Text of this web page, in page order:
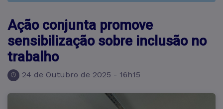
Ação conjunta promove
sensibilização sobre inclusão no
trabalho
24 de Outubro de 2025 - 16h15